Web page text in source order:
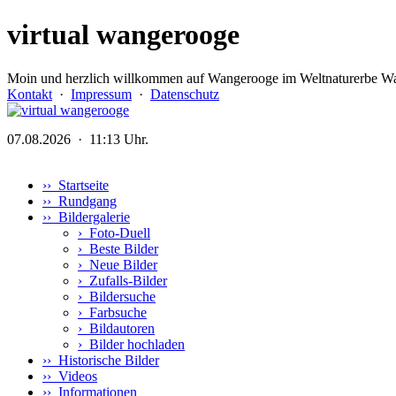
virtual wangerooge
Moin und herzlich willkommen auf Wangerooge im Weltnaturerbe
Kontakt · Impressum · Datenschutz
07.08.2026 · 11:13 Uhr.
›› Startseite
›› Rundgang
›› Bildergalerie
› Foto-Duell
› Beste Bilder
› Neue Bilder
› Zufalls-Bilder
› Bildersuche
› Farbsuche
› Bildautoren
› Bilder hochladen
›› Historische Bilder
›› Videos
›› Informationen